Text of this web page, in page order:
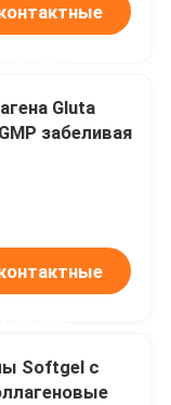
Gluta
забеливая
Softgel с